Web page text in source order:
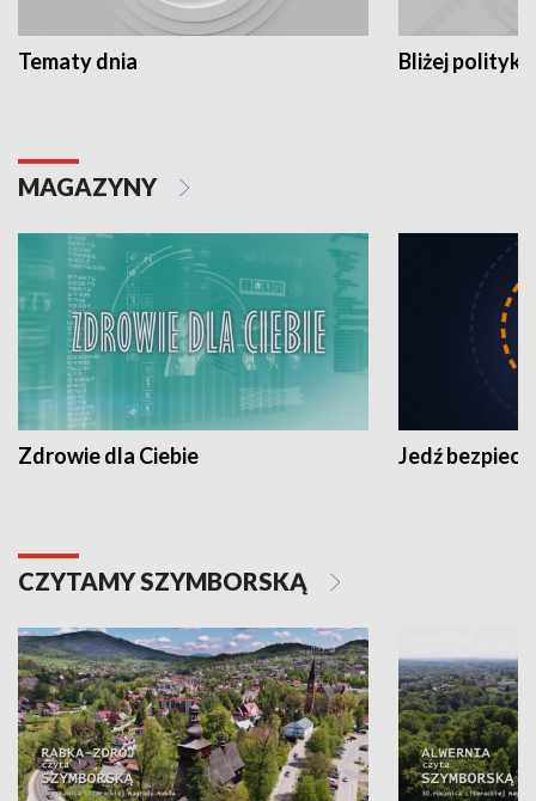
Tematy dnia Bliżej polityki
MAGAZYNY
Zdrowie dla Ciebie Jedź
CZYTAMY SZYMBORSKĄ